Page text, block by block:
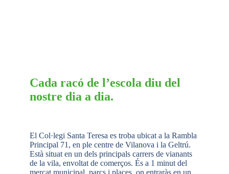
Cada racó de l’escola diu del
nostre dia a dia.
El Col·legi Santa Teresa es troba ubicat a la Rambla
Principal 71, en ple centre de Vilanova i la Geltrú.
Està situat en un dels principals carrers de vianants
de la vila, envoltat de comerços. És a 1 minut del
mercat municipal, parcs i places, on entraràs en un